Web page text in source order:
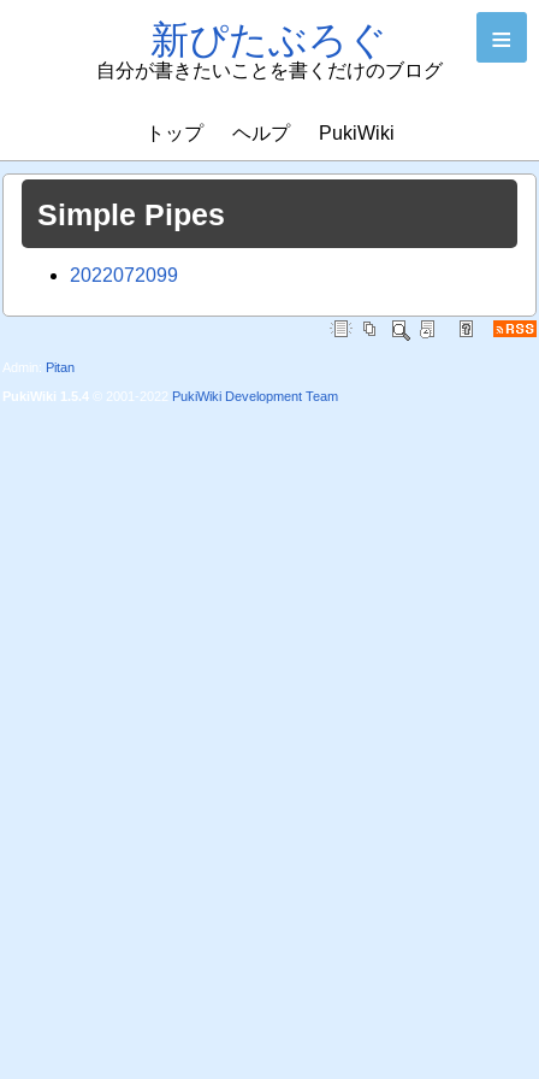
新ぴたぶろぐ
自分が書きたいことを書くだけのブログ
≡
トップ ヘルプ PukiWiki
Simple Pipes
2022072099
Admin: Pitan
PukiWiki 1.5.4 © 2001-2022 PukiWiki Development Team